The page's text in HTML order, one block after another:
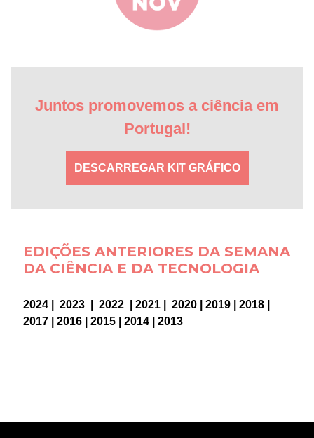
Juntos promovemos a ciência em
Portugal!
DESCARREGAR KIT GRÁFICO
EDIÇÕES ANTERIORES DA SEMANA
DA CIÊNCIA E DA TECNOLOGIA
2024| 2023 2022 2021 2020 2019 2018
2017
2016 2015 2014 2013